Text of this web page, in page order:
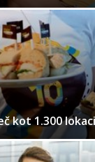
kot 1.300